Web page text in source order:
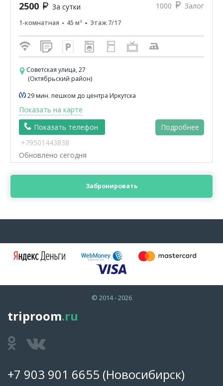
2500 За сутки 1000 Залог
1-комнатная 45 м² Этаж 7/17
Советская улица, 27
(Октябрьский район)
29 мин. пешком до центра Иркутска
Показать на карте
Показать телефон
Подробнее
+79501443838
Обновлено сегодня
Забронировать
© 2014 - 2026
triproom.ru
+7 903 901 6655 (Новосибирск)